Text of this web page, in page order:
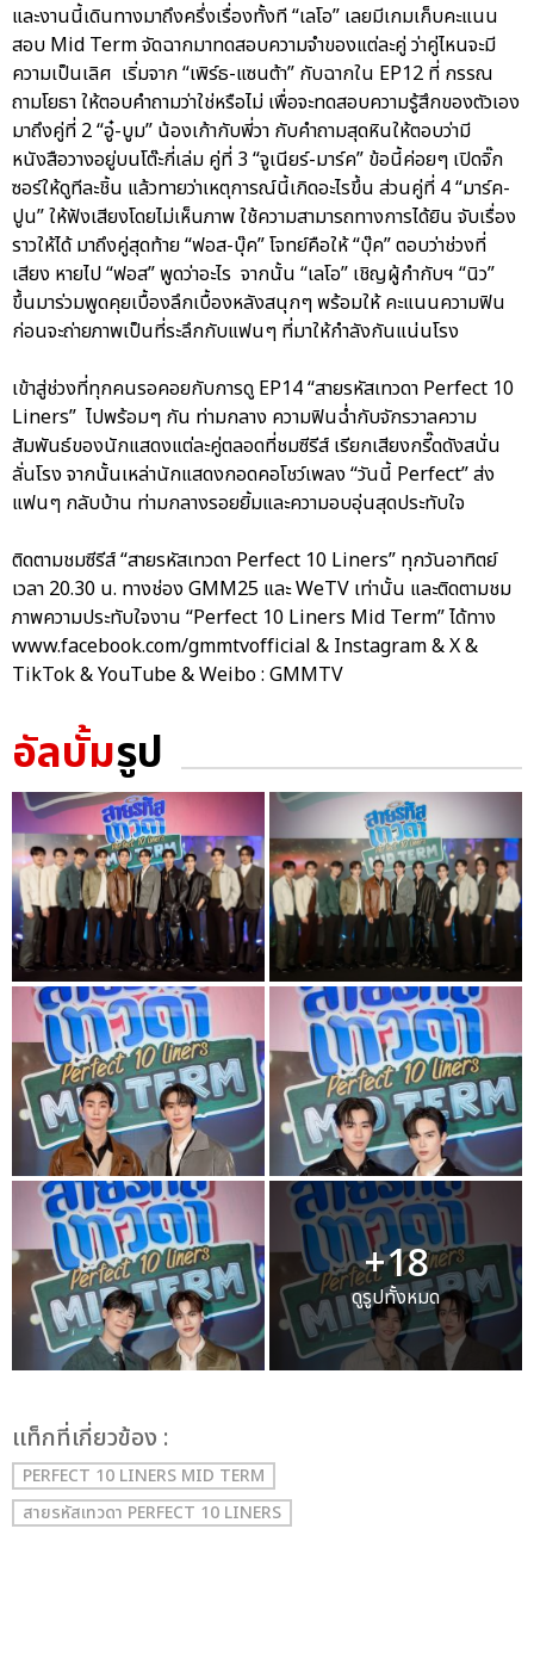
และงานนี้เดินทางมาถึงครึ่งเรื่องทั้งที “เลโอ” เลยมีเกมเก็บคะแนน
สอบ Mid Term จัดฉากมาทดสอบความจำของแต่ละคู่ ว่าคู่ไหนจะมี
ความเป็นเลิศ เริ่มจาก “เพิร์ธ-แซนต้า” กับฉากใน EP12 ที่ กรรณ
ถามโยธา ให้ตอบคำถามว่าใช่หรือไม่ เพื่อจะทดสอบความรู้สึกของตัวเอง
มาถึงคู่ที่ 2 “อู๋-บูม” น้องเก้ากับพี่วา กับคำถามสุดหินให้ตอบว่ามี
หนังสือวางอยู่บนโต๊ะกี่เล่ม คู่ที่ 3 “จูเนียร์-มาร์ค” ข้อนี้ค่อยๆ เปิดจิ๊ก
ซอร์ให้ดูทีละชิ้น แล้วทายว่าเหตุการณ์นี้เกิดอะไรขึ้น ส่วนคู่ที่ 4 “มาร์ค-
ปูน” ให้ฟังเสียงโดยไม่เห็นภาพ ใช้ความสามารถทางการได้ยิน จับเรื่อง
ราวให้ได้ มาถึงคู่สุดท้าย “ฟอส-บุ๊ค” โจทย์คือให้ “บุ๊ค” ตอบว่าช่วงที่
เสียง หายไป “ฟอส” พูดว่าอะไร จากนั้น “เลโอ” เชิญผู้กำกับฯ “นิว”
ขึ้นมาร่วมพูดคุยเบื้องลึกเบื้องหลังสนุกๆ พร้อมให้ คะแนนความฟิน
ก่อนจะถ่ายภาพเป็นที่ระลึกกับแฟนๆ ที่มาให้กำลังกันแน่นโรง
เข้าสู่ช่วงที่ทุกคนรอคอยกับการดู EP14 “สายรหัสเทวดา Perfect 10
Liners” ไปพร้อมๆ กัน ท่ามกลาง ความฟินฉ่ำกับจักรวาลความ
สัมพันธ์ของนักแสดงแต่ละคู่ตลอดที่ชมซีรีส์ เรียกเสียงกรี๊ดดังสนั่น
ลั่นโรง จากนั้นเหล่านักแสดงกอดคอโชว์เพลง “วันนี้ Perfect” ส่ง
แฟนๆ กลับบ้าน ท่ามกลางรอยยิ้มและความอบอุ่นสุดประทับใจ
ติดตามชมซีรีส์ “สายรหัสเทวดา Perfect 10 Liners” ทุกวันอาทิตย์
เวลา 20.30 น. ทางช่อง GMM25 และ WeTV เท่านั้น และติดตามชม
ภาพความประทับใจงาน “Perfect 10 Liners Mid Term” ได้ทาง
www.facebook.com/gmmtvofficial & Instagram & X &
TikTok & YouTube & Weibo : GMMTV
อัลบั้มรูป
+18
ดูรูปทั้งหมด
เเท็กที่เกี่ยวข้อง :
PERFECT 10 LINERS MID TERM
สายรหัสเทวดา PERFECT 10 LINERS